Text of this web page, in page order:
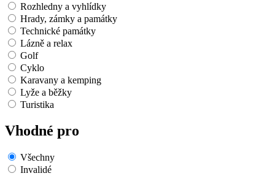
Rozhledny a vyhlídky
Hrady, zámky a památky
Technické památky
Lázně a relax
Golf
Cyklo
Karavany a kemping
Lyže a běžky
Turistika
Vhodné pro
Všechny
Invalidé